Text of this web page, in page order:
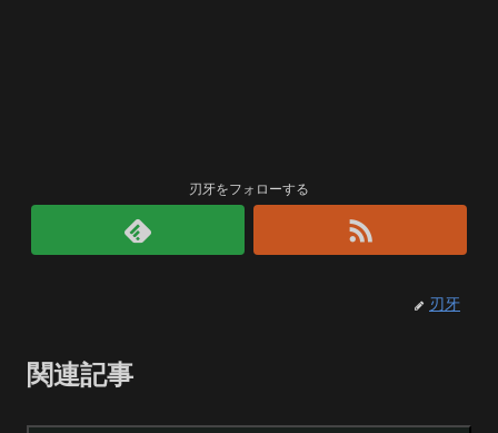
刃牙をフォローする
刃牙
関連記事